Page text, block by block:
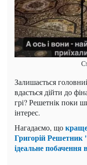
Залишається
вдасться дійти до
грі? Решетнік поки
інтерес.
Нагадаємо, що
Григорій Решетник
ідеальне побачення